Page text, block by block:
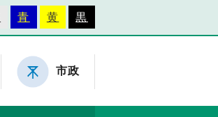
青 黄 黒
市政